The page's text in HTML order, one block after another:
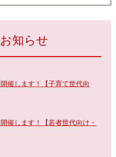
知らせ
催します！【子育て世代向
催します！【若者世代向け・